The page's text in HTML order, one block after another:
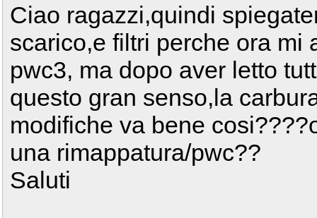
Ciao ragazzi,quindi
scarico,e filtri perche ora mi
pwc3, ma dopo aver letto
questo gran senso,la
modifiche va bene
una rimappatura/pwc??
Saluti